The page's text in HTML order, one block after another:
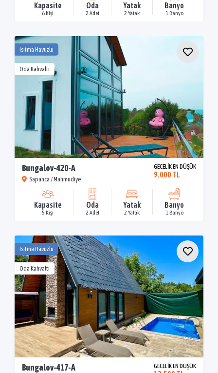
Kapasite
6 Kişi
Oda
2 Adet
Yatak
2 Yatak
Banyo
1 Banyo
Isıtma Havuzlu
Oda Kahvaltı
Bungalov-420-A
Sapanca / Mahmudiye
GECELİK EN DÜŞÜK
9.000 TL
Kapasite
5 Kişi
Oda
2 Adet
Yatak
2 Yatak
Banyo
1 Banyo
Isıtma Havuzlu
Oda Kahvaltı
Bungalov-417-A GECELİK EN DÜŞÜK